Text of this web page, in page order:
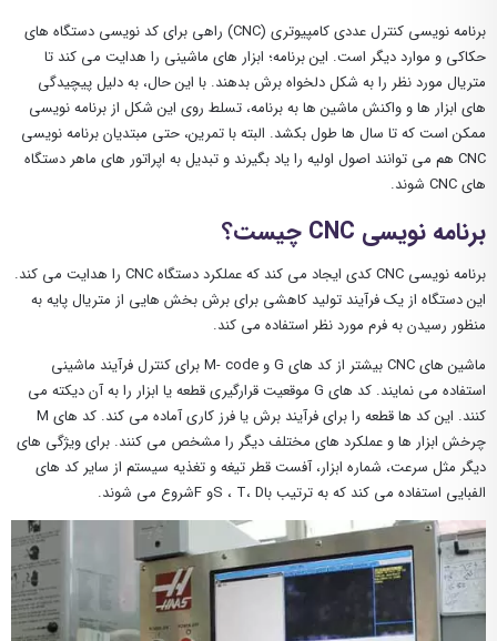
برنامه نویسی کنترل عددی کامپیوتری (CNC) راهی برای کد نویسی دستگاه های
حکاکی و موارد دیگر است. این برنامه؛ ابزار های ماشینی را هدایت می کند تا
متریال مورد نظر را به شکل دلخواه برش بدهند. با این حال، به دلیل پیچیدگی
های ابزار ها و واکنش ماشین ها به برنامه، تسلط روی این شکل از برنامه نویسی
ممکن است که تا سال ها طول بکشد. البته با تمرین، حتی مبتدیان برنامه نویسی
CNC هم می توانند اصول اولیه را یاد بگیرند و تبدیل به اپراتور های ماهر دستگاه
های CNC شوند.
برنامه نویسی CNC چیست؟
برنامه نویسی CNC کدی ایجاد می کند که عملکرد دستگاه CNC را هدایت می کند.
این دستگاه از یک فرآیند تولید کاهشی برای برش بخش هایی از متریال پایه به
منظور رسیدن به فرم مورد نظر استفاده می کند.
ماشین ‌های CNC بیشتر از کد های G و M- code برای کنترل فرآیند ماشینی
استفاده می نمایند. کد های G موقعیت قرارگیری قطعه یا ابزار را به آن دیکته می
کنند. این کد ها قطعه را برای فرآیند برش یا فرز کاری آماده می کند. کد های M
چرخش ابزار ها و عملکرد های مختلف دیگر را مشخص می کنند. برای ویژگی های
دیگر مثل سرعت، شماره ابزار، آفست قطر تیغه و تغذیه سیستم از سایر کد های
الفبایی استفاده می کند که به ترتیب باS ، T، Dو Fشروع می شوند.